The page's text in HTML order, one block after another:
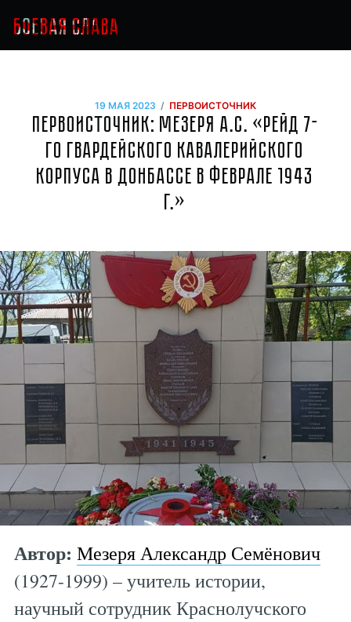
19 МАЯ 2023 / ПЕРВОИСТОЧНИК
Первоисточник: Мезеря А.С. «Рейд 7-
го гвардейского кавалерийского
корпуса в Донбассе в феврале 1943
г.‌»
Автор: Мезеря Александр Семёнович
(1927-1999) – учитель истории,
научный сотрудник Краснолучского